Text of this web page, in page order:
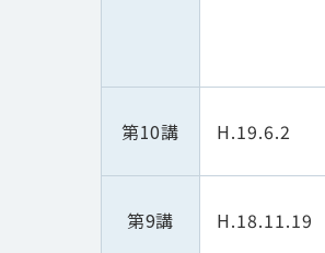
第10講 H.19.6.2
第9講 H.18.11.19